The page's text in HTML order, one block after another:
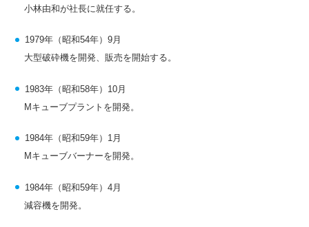
小林由和が社長に就任する。
1979年（昭和54年）9月
大型破砕機を開発、販売を開始する。
1983年（昭和58年）10月
Mキューブプラントを開発。
1984年（昭和59年）1月
Mキューブバーナーを開発。
1984年（昭和59年）4月
減容機を開発。